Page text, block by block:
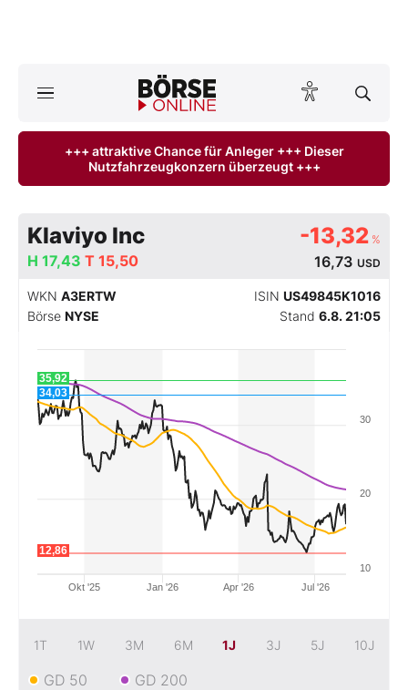
ktuelle Ausgabe BÖRSE ONLINE lesen
Finanz-Check
Abo & Shop
BO-Musterdepots
Experten
Mein B:O
+++ attraktive Chance für Anleger +++ Dieser
Nutzfahrzeugkonzern überzeugt +++
Klaviyo Inc -13,32 %
16,73 USD
H 17,43 T 15,50
WKN A3ERTW ISIN US49845K1016
Börse NYSE Stand 6.8. 21:05
Jan '26 Jul '26
Okt '25 Apr '26
10
20
30
34,03
12,86
35,92
1T 1W 3M 6M 1J 3J 5J 10J
GD 50 GD 200